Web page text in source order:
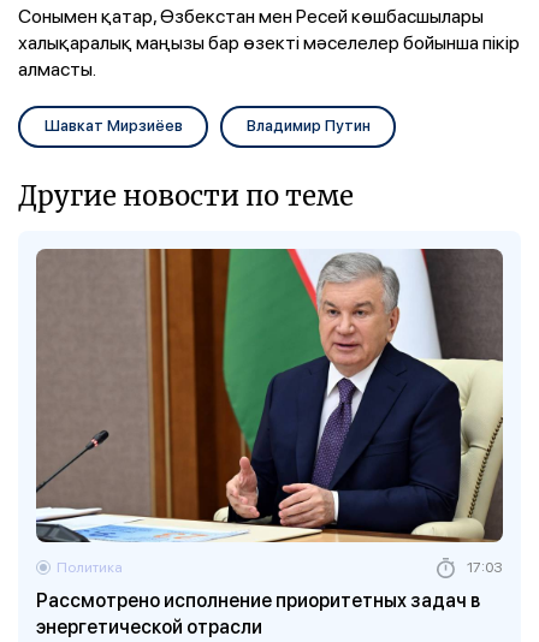
Сонымен қатар, Өзбекстан мен Ресей көшбасшылары
халықаралық маңызы бар өзекті мәселелер бойынша пікір
алмасты.
Шавкат Мирзиёев Владимир Путин
Другие новости по теме
Рассмотрено исполнение приоритетных задач в
энергетической отрасли
Политика 17:03